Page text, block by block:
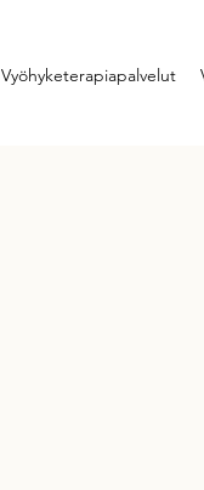
Vyöhyketerapiapalvelut